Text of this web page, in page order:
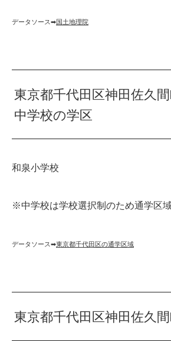
データソース➡︎国土地理院
東京都千代田区神田佐久
中学校の学区
和泉小学校
※中学校は学校選択制のため通学区
データソース➡︎東京都千代田区の通学区域
東京都千代田区神田佐久